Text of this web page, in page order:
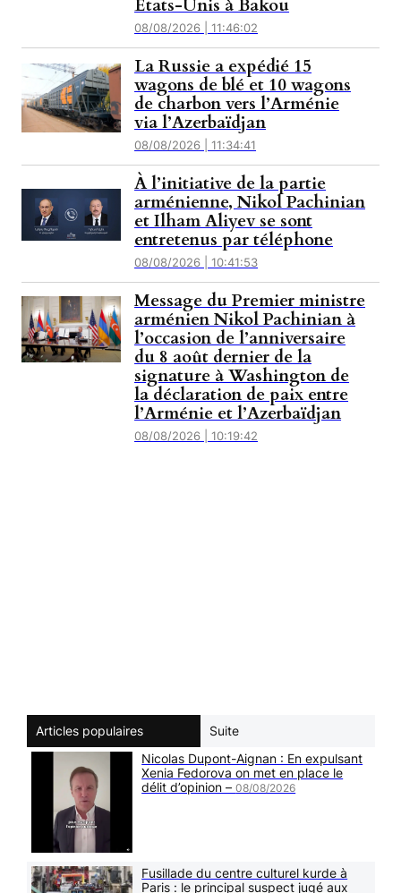
États-Unis à Bakou
08/08/2026 | 11:46:02
La Russie a expédié 15
wagons de blé et 10 wagons
de charbon vers l’Arménie
via l’Azerbaïdjan
08/08/2026 | 11:34:41
À l’initiative de la partie
arménienne, Nikol Pachinian
et Ilham Aliyev se sont
entretenus par téléphone
08/08/2026 | 10:41:53
Message du Premier ministre
arménien Nikol Pachinian à
l’occasion de l’anniversaire
du 8 août dernier de la
signature à Washington de
la déclaration de paix entre
l’Arménie et l’Azerbaïdjan
08/08/2026 | 10:19:42
Articles populaires
Suite
Nicolas Dupont-Aignan : En expulsant
Xenia Fedorova on met en place le
délit d’opinion –08/08/2026
Fusillade du centre culturel kurde à
Paris : le principal suspect jugé aux